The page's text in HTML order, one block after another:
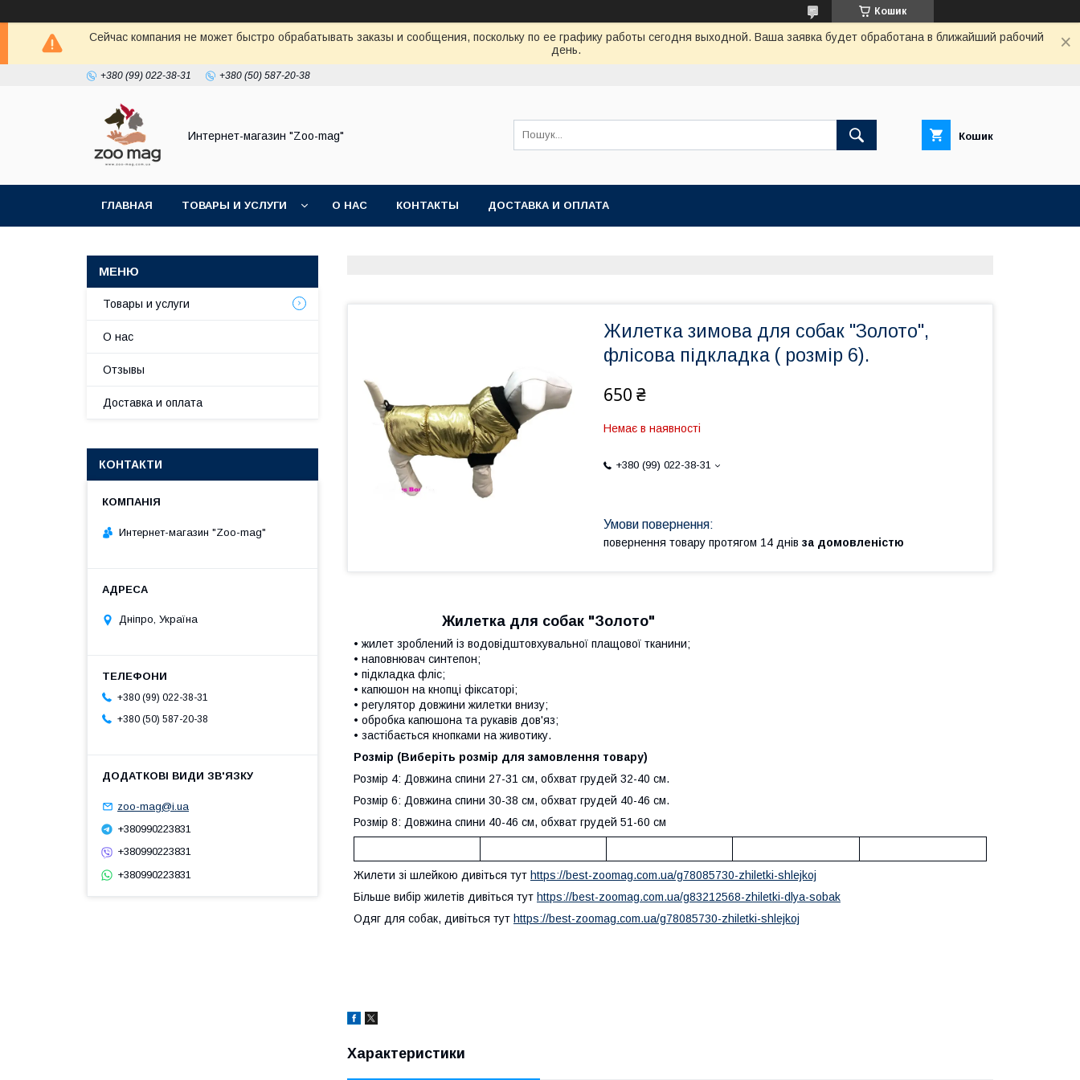
Кошик
Сейчас компания не может быстро обрабатывать заказы и сообщения, поскольку по ее графику работы сегодня выходной. Ваша заявка будет обработана в ближайший рабочий
день.
+380 (99) 022-38-31 +380 (50) 587-20-38
Интернет-магазин "Zoo-mag" Кошик
ГЛАВНАЯ ТОВАРЫ И УСЛУГИ О НАС КОНТАКТЫ ДОСТАВКА И ОПЛАТА
Жилетка зимова для собак "Золото",
флісова підкладка ( розмір 6).
650 ₴
Немає в наявності
+380 (99) 022-38-31
повернення товару протягом 14 днів за домовленістю
Жилетка для собак "Золото"
• жилет зроблений із водовідштовхувальної плащової тканини;
• наповнювач синтепон;
• підкладка фліс;
• капюшон на кнопці фіксаторі;
• регулятор довжини жилетки внизу;
• обробка капюшона та рукавів дов'яз;
• застібається кнопками на животику.
Розмір (Виберіть розмір для замовлення товару)
Розмір 4: Довжина спини 27-31 см, обхват грудей 32-40 см.
Розмір 6: Довжина спини 30-38 см, обхват грудей 40-46 см.
Розмір 8: Довжина спини 40-46 см, обхват грудей 51-60 см
Жилети зі шлейкою дивіться тут https://best-zoomag.com.ua/g78085730-zhiletki-shlejkoj
Більше вибір жилетів дивіться тут https://best-zoomag.com.ua/g83212568-zhiletki-dlya-sobak
Одяг для собак, дивіться тут https://best-zoomag.com.ua/g78085730-zhiletki-shlejkoj
Характеристики
Товары и услуги
О нас
Отзывы
Доставка и оплата
КОНТАКТИ
Интернет-магазин "Zoo-mag"
Дніпро, Україна
+380 (99) 022-38-31
+380 (50) 587-20-38
zoo-mag@i.ua
+380990223831
+380990223831
+380990223831